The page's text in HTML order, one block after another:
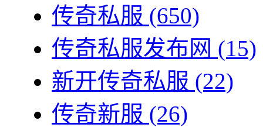
传奇私服 (650)
传奇私服发布网 (15)
新开传奇私服 (22)
传奇新服 (26)